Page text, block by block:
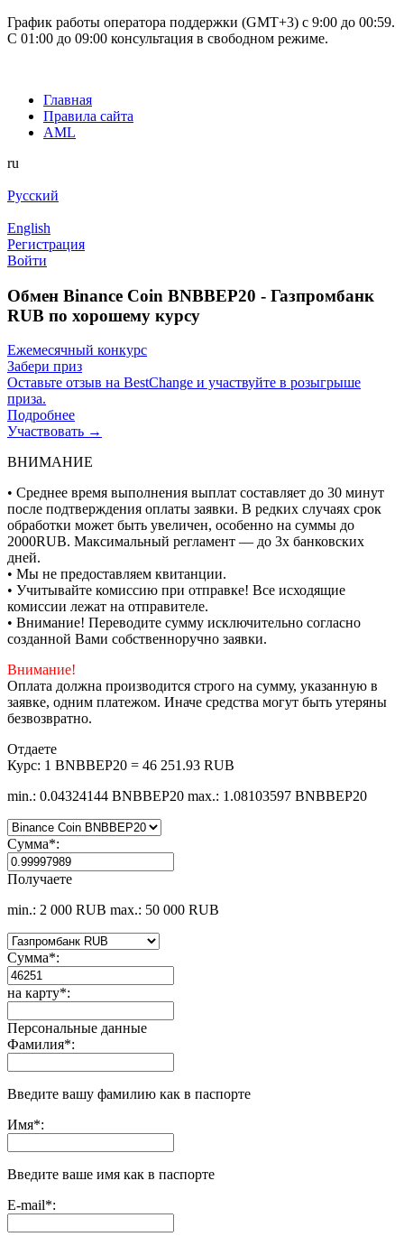
График работы оператора поддержки (GMT+3) c 9:00 до 00:59.
С 01:00 до 09:00 консультация в свободном режиме.
Главная
Правила сайта
AML
ru
Русский
English
Регистрация
Войти
Обмен Binance Coin BNBBEP20 - Газпромбанк
RUB по хорошему курсу
Ежемесячный конкурс
Забери приз
Оставьте отзыв на BestChange и участвуйте в розыгрыше
приза.
Подробнее
Участвовать →
ВНИМАНИЕ
• Среднее время выполнения выплат составляет до 30 минут
после подтверждения оплаты заявки. В редких случаях срок
обработки может быть увеличен, особенно на суммы до
2000RUB. Максимальный регламент — до 3х банковских
дней.
• Мы не предоставляем квитанции.
• Учитывайте комиссию при отправке! Все исходящие
комиссии лежат на отправителе.
• Внимание! Переводите сумму исключительно согласно
созданной Вами собственноручно заявки.
Внимание!
Оплата должна производится строго на сумму, указанную в
заявке, одним платежом. Иначе средства могут быть утеряны
безвозвратно.
Отдаете
Курс: 1 BNBBEP20 = 46 251.93 RUB
min.: 0.04324144 BNBBEP20 max.: 1.08103597 BNBBEP20
Сумма*:
Получаете
min.: 2 000 RUB max.: 50 000 RUB
Сумма*:
на карту*:
Персональные данные
Фамилия*:
Введите вашу фамилию как в паспорте
Имя*:
Введите ваше имя как в паспорте
E-mail*: